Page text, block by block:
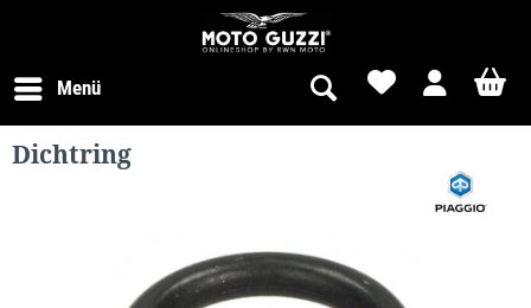
Menü
Dichtring